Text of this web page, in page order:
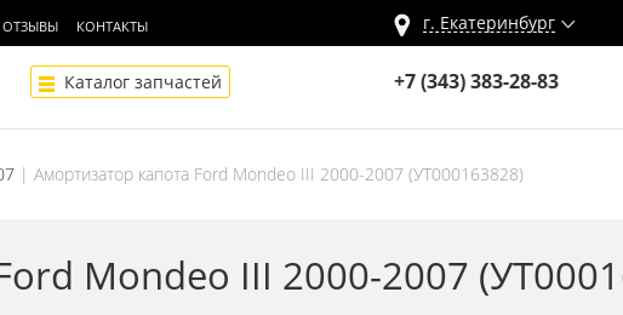
ОТЗЫВЫ КОНТАКТЫ г. Екатеринбург
Каталог запчастей +7 (343) 383-28-83
Амортизатор капота Ford Mondeo III 2000-2007 (УТ000163828)
Mondeo III 2000-2007